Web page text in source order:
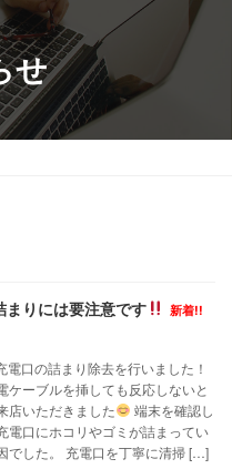
せ
まりには要注意です 新着!!
電口の詰まり除去を行いました！
ケーブルを挿しても反応しないと
店いただきました
端末を確認し
電口にホコリやゴミが詰まってい
でした。 充電口を丁寧に清掃 […]